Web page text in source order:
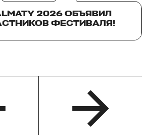
2026 ОБЪЯВИЛ
ФЕСТИВАЛЯ!